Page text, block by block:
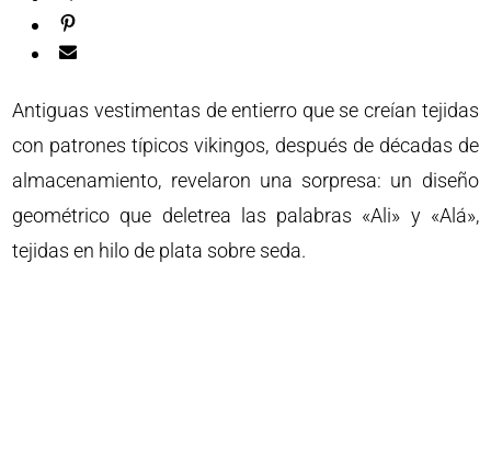
Antiguas vestimentas de entierro que se creían tejidas
con patrones típicos vikingos, después de décadas de
almacenamiento, revelaron una sorpresa: un diseño
geométrico que deletrea las palabras «Ali» y «Alá»,
tejidas en hilo de plata sobre seda.